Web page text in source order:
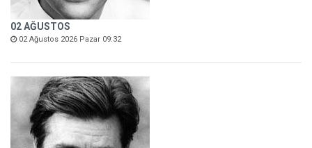
02 AĞUSTOS
02 Ağustos 2026 Pazar 09:32